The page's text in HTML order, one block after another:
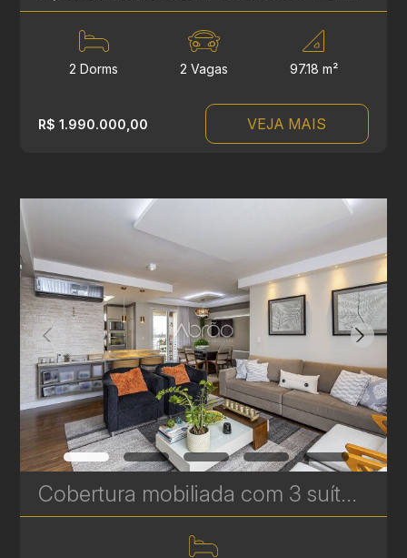
2 Dorms 2 Vagas 97.18 m²
R$ 1.990.000,00 VEJA MAIS
Cobertura mobiliada com 3 suítes à venda no Vila Izabel - 159,46 m² - Condomínio Bellini | Ref.1766